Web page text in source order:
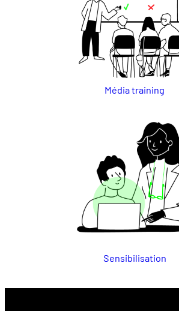
Média training
Sensibilisation